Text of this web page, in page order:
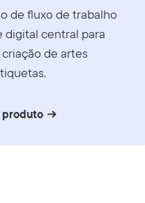
de fluxo de trabalho
digital central para
de artes
produto